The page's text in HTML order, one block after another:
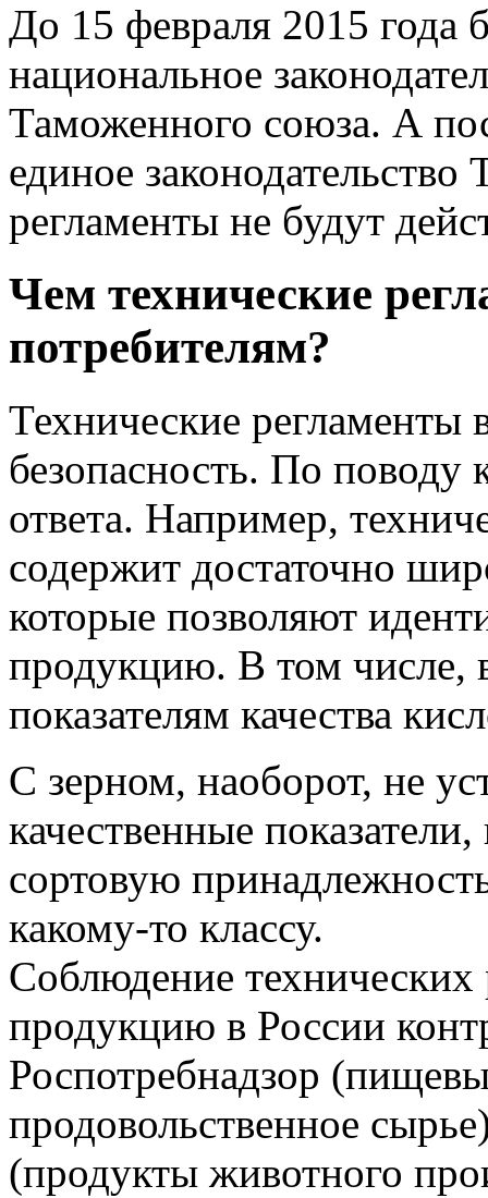
До 15 февраля 2015 года
национальное
Таможенного союза. А
единое
регламенты не будут
Чем технические
потребителям?
Технические регламенты
безопасность. По поводу
ответа. Например,
содержит достаточно
которые позволяют
продукцию. В том числе,
показателям качества
С зерном, наоборот, не
качественные
сортовую
какому-то классу.
Соблюдение
продукцию в России
Роспотребнадзор
продовольственное
(продукты животного